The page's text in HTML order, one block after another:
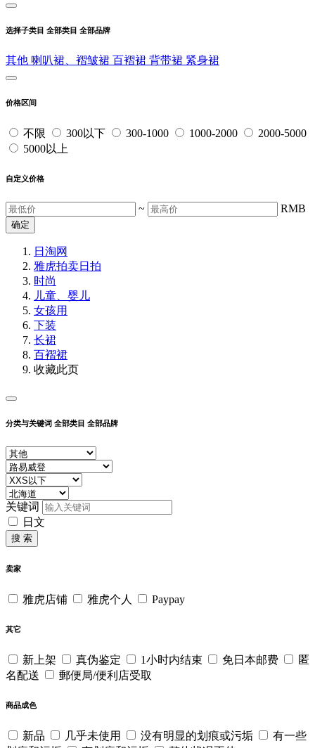
选择子类目 全部类目 全部品牌
其他 喇叭裙、褶皱裙 百褶裙 背带裙 紧身裙
价格区间
不限 300以下 300-1000 1000-2000
2000-5000
5000以上
自定义价格
~ RMB
确定
日淘网
雅虎拍卖日拍
时尚
儿童、婴儿
女孩用
下装
长裙
百褶裙
收藏此页
分类与关键词 全部类目 全部品牌
关键词
日文
搜 索
卖家
雅虎店铺 雅虎个人 Paypay
其它
新上架 真伪鉴定 1小时内结束 免日本邮费
匿
名配送
郵便局/便利店受取
商品成色
新品 几乎未使用 没有明显的划痕或污垢
有一些